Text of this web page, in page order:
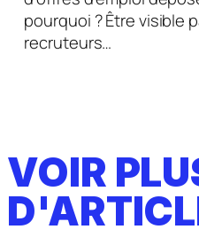
pourquoi ? Être visible
recruteurs…
VOIR